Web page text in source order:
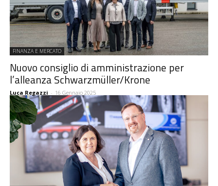
FINANZA E MERCATO
Nuovo consiglio di amministrazione per
l’alleanza Schwarzmüller/Krone
Luca Regazzi - 16 Gennaio 2025